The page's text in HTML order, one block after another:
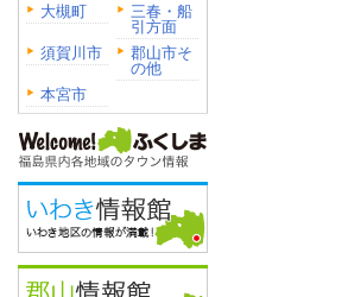
大槻町
三春・船
引方面
須賀川市
郡山市そ
の他
本宮市